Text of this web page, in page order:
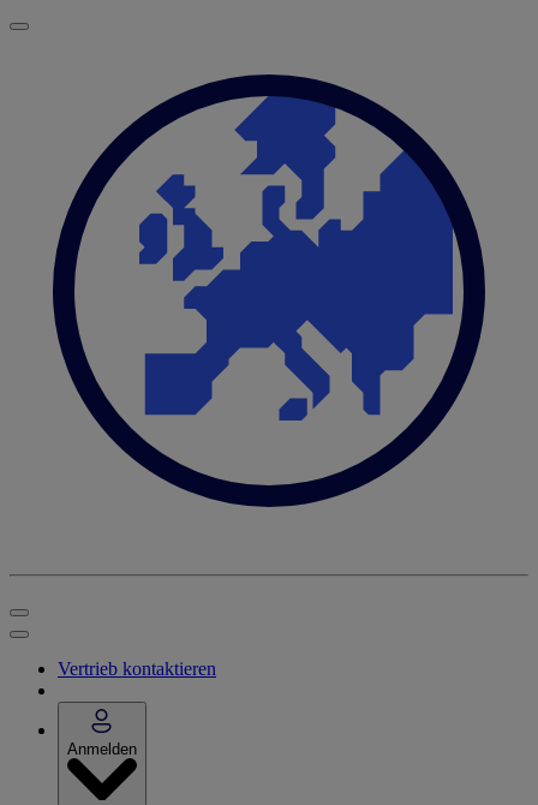
Vertrieb kontaktieren
Anmelden